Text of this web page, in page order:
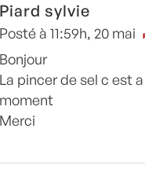
Piard sylvie
Posté à 11:59h, 20 mai
Bonjour
La pincer de sel c est
moment
Merci